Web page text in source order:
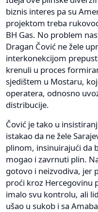
biznis interes pa su
projektom treba
BH Gas. No problem
Dragan Čović ne žele
interkonekcijom
krenuli u proces
sjedištem u Mostaru,
operatera, odnosno
distribucije.
Čović je tako u
istakao da ne žele
plinom, insinuirajući da
mogao i zavrnuti plin.
gotovo i neizvodiva, jer
proći kroz Hercegovinu
imalo svu kontrolu, ali
ušao u sukob i sa